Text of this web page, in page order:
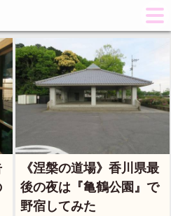
《涅槃の道場》香川県最
後の夜は『亀鶴公園』で
野宿してみた